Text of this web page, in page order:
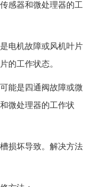
感器和微处理器的工
电机故障或风机叶片
的工作状态。
能是四通阀故障或微
微处理器的工作状
损坏导致。解决方法